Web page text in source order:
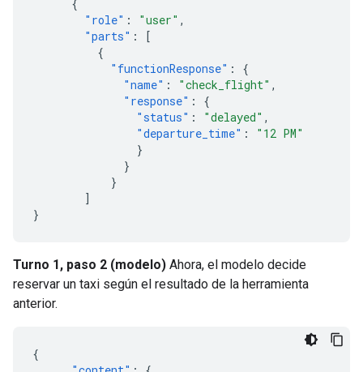
{
"role" : "user" ,
"parts" :
[
{
"functionResponse" :
{
"name" : "check_flight" ,
"response" :
{
"status" : "delayed" ,
"departure_time" :
"12 PM"
}
}
}
]
}
Turno 1, paso 2 (modelo) Ahora, el modelo decide
reservar un taxi según el resultado de la herramienta
anterior.
{